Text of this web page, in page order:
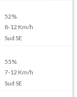
52%
8-12 Km/h
Sud SE
55%
7-12 Km/h
Sud SE